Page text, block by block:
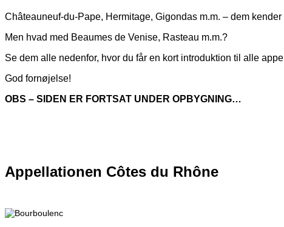
Châteauneuf-du-Pape, Hermitage, Gigondas m.m. – dem kender
Men hvad med Beaumes de Venise, Rasteau m.m.?
Se dem alle nedenfor, hvor du får en kort introduktion til alle
God fornøjelse!
OBS – SIDEN ER FORTSAT UNDER OPBYGNING…
Appellationen Côtes du Rhône